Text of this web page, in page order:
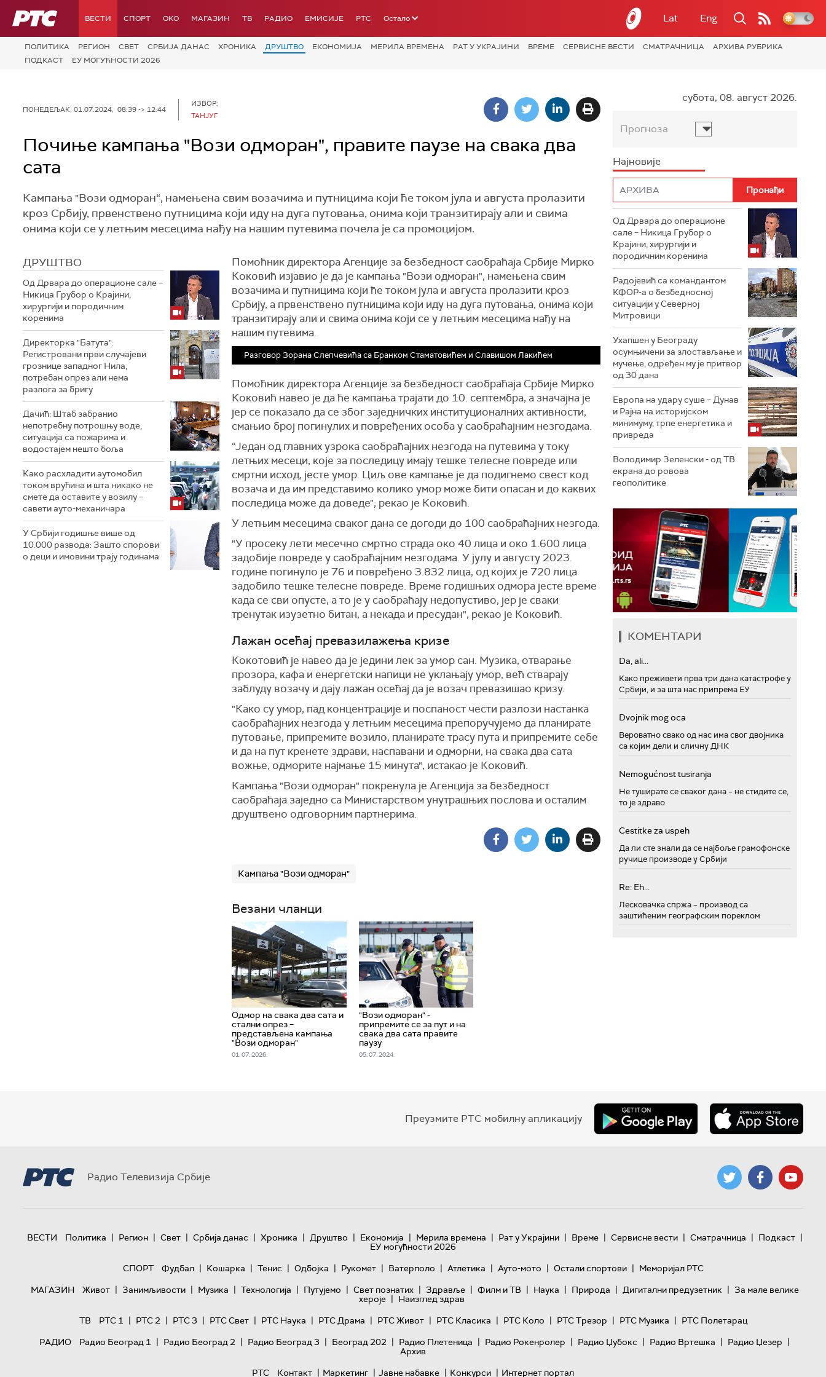
РТС ВЕСТИ СПОРТ OKO МАГАЗИН ТВ РАДИО ЕМИСИЈЕ РТС Остало Lat Eng
ПОЛИТИКА РЕГИОН СВЕТ СРБИЈА ДАНАС ХРОНИКА ДРУШТВО ЕКОНОМИЈА МЕРИЛА ВРЕМЕНА РАТ У УКРАЈИНИ ВРЕМЕ СЕРВИСНЕ ВЕСТИ СМАТРАЧНИЦА
АРХИВА РУБРИКА
ПОДКАСТ
ЕУ МОГУЋНОСТИ 2026
ПОНЕДЕЉАК, 01.07.2024, 08:39 -> 12:44
ИЗВОР:
ТАНЈУГ
Почиње кампања "Вози одморан", правите паузе на свака два
сата
Кампања "Вози одморан“, намењена свим возачима и путницима који ће током јула и августа пролазити
кроз Србију, првенствено путницима који иду на дуга путовања, онима који транзитирају али и свима
онима који се у летњим месецима нађу на нашим путевима почела је са промоцијом.
ДРУШТВО
Од Дрвара до операционе сале –
Никица Грубор о Крајини,
хирургији и породичним
коренима
Директорка "Батута":
Регистровани први случајеви
грознице западног Нила,
потребан опрез али нема
разлога за бригу
Дачић: Штаб забранио
непотребну потрошњу воде,
ситуација са пожарима и
водостајем нешто боља
Како расхладити аутомобил
током врућина и шта никако не
смете да оставите у возилу –
савети ауто-механичара
У Србији годишње више од
10.000 развода: Зашто спорови
о деци и имовини трају годинама
Помоћник директора Агенције за безбедност саобраћаја Србије Мирко
Коковић изјавио је да је кампања "Вози одморан", намењена свим
возачима и путницима који ће током јула и августа пролазити кроз
Србију, а првенствено путницима који иду на дуга путовања, онима који
транзитирају али и свима онима који се у летњим месецима нађу на
нашим путевима.
Разговор Зорана Слепчевића са Бранком Стаматовићем и Славишом Лакићем
Помоћник директора Агенције за безбедност саобраћаја Србије Мирко
Коковић навео је да ће кампања трајати до 10. септембра, а значајна је
јер се показало да се због заједничких институционалних активности,
смањио број погинулих и повређених особа у саобраћајним незгодама.
“Један од главних узрока саобраћајних незгода на путевима у току
летњих месеци, које за последицу имају тешке телесне повреде или
смртни исход, јесте умор. Циљ ове кампање је да подигнемо свест код
возача и да им представимо колико умор може бити опасан и до каквих
последица може да доведе", рекао је Коковић.
У летњим месецима сваког дана се догоди до 100 саобраћајних незгода.
"У просеку лети месечно смртно страда око 40 лица и око 1.600 лица
задобије повреде у саобраћајним незгодама. У јулу и августу 2023.
године погинуло је 76 и повређено 3.832 лица, од којих је 720 лица
задобило тешке телесне повреде. Време годишњих одмора јесте време
када се сви опусте, а то је у саобраћају недопустиво, јер је сваки
тренутак изузетно битан, а некада и пресудан", рекао је Коковић.
Лажан осећај превазилажења кризе
Кокотовић је навео да је једини лек за умор сан. Музика, отварање
прозора, кафа и енергетски напици не уклањају умор, већ стварају
заблуду возачу и дају лажан осећај да је возач превазишао кризу.
"Како су умор, пад концентрације и поспаност чести разлози настанка
саобраћајних незгода у летњим месецима препоручујемо да планирате
путовање, припремите возило, планирате трасу пута и припремите себе
и да на пут кренете здрави, наспавани и одморни, на свака два сата
вожње, одморите најмање 15 минута", истакао је Коковић.
Кампања "Вози одморан" покренула је Агенција за безбедност
саобраћаја заједно са Министарством унутрашњих послова и осталим
друштвено одговорним партнерима.
Кампања "Вози одморан"
Везани чланци
Одмор на свака два сата и
стални опрез –
представљена кампања
"Вози одморан"
01. 07. 2026.
"Вози одморан" -
припремите се за пут и на
свака два сата правите
паузу
05. 07. 2024.
субота, 08. август 2026.
Прогноза
Најновије
Од Дрвара до операционе
сале – Никица Грубор о
Крајини, хирургији и
породичним коренима
Радојевић са командантом
КФОР-а о безбедносној
ситуацији у Северној
Митровици
Ухапшен у Београду
осумњичени за злостављање и
мучење, одређен му је притвор
од 30 дана
Европа на удару суше – Дунав
и Рајна на историјском
минимуму, трпе енергетика и
привреда
Володимир Зеленски - од ТВ
екрана до ровова
геополитике
КОМЕНТАРИ
Da, ali...
Како преживети прва три дана катастрофе у
Србији, и за шта нас припрема ЕУ
Dvojnik mog oca
Вероватно свако од нас има свог двојника
са којим дели и сличну ДНК
Nemogućnost tusiranja
Не туширате се сваког дана – не стидите се,
то је здраво
Cestitke za uspeh
Да ли сте знали да се најбоље грамофонске
ручице производе у Србији
Re: Eh...
Лесковачка спржа – производ са
заштићеним географским пореклом
Преузмите РТС мобилну апликацију
Радио Телевизија Србије
ВЕСТИ Политика | Регион | Свет | Србија данас | Хроника | Друштво | Економија | Мерила времена | Рат у Украјини | Време | Сервисне вести | Сматрачница | Подкаст |
ЕУ могућности 2026
СПОРТ
Фудбал | Кошарка | Тенис | Одбојка | Рукомет | Ватерполо | Атлетика | Ауто-мото | Остали спортови | Меморијал РТС
МАГАЗИН
Живот | Занимљивости | Музика | Технологијa | Путујемо | Свет познатих | Здравље | Филм и ТВ | Наука | Природа | Дигитални предузетник | За мале велике
хероје | Наизглед здрав
ТВ
РТС 1 | РТС 2 | РТС 3 | РТС Свет | РТС Наука | РТС Драма | РТС Живот | РТС Класика | РТС Коло | РТС Трезор | РТС Музика | РТС Полетарац
РАДИО
Радио Београд 1 | Радио Београд 2 | Радио Београд 3 | Београд 202 | Радио Плетеница | Радио Рокенролер | Радио Џубокс | Радио Вртешка | Радио Џезер |
Архив
РТС
Контакт | Маркетинг | Јавне набавке | Конкурси | Интернет портал